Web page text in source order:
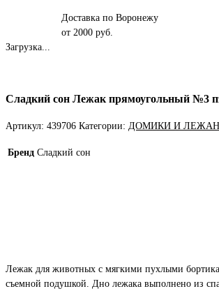
Доставка по Воронежу
от 2000 руб.
Загрузка...
Сладкий сон Лежак прямоугольный №3
Артикул: 439706 Категории: ДОМИКИ И
Бренд Сладкий сон
Лежак для животных с мягкими пухлыми
съемной подушкой. Дно лежака выполнено из